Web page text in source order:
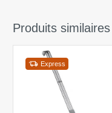
Produits similaires
Express